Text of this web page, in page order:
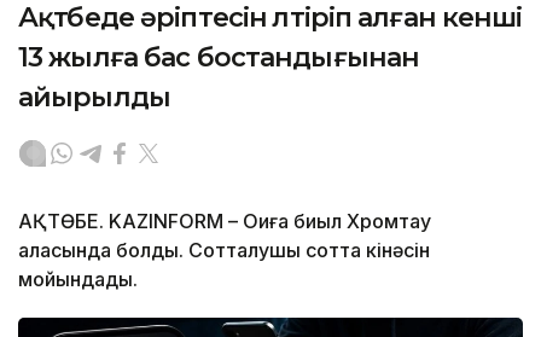
Ақтөбеде әріптесін өлтіріп алған кенші
13 жылға бас бостандығынан
айырылды
АҚТӨБЕ. KAZINFORM – Оқиға биыл Хромтау
қаласында болды. Сотталушы сотта кінәсін
мойындады.